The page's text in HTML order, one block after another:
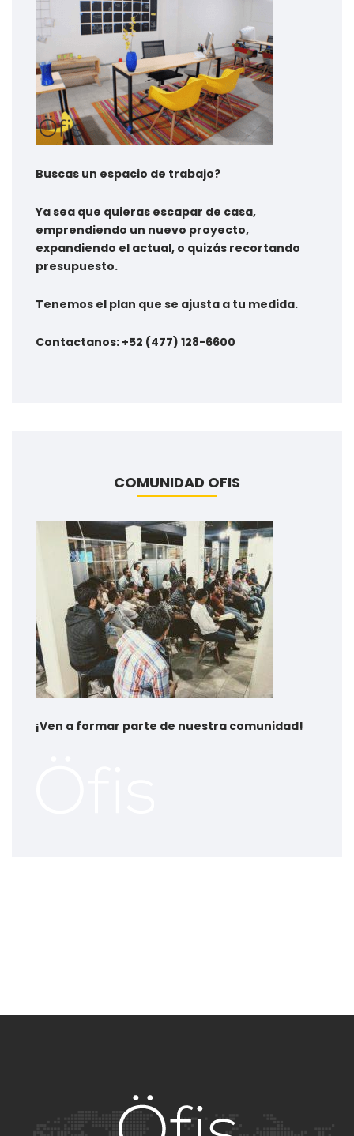
Buscas un espacio de trabajo?
Ya sea que quieras escapar de casa,
emprendiendo un nuevo proyecto,
expandiendo el actual, o quizás recortando
presupuesto.
Tenemos el plan que se ajusta a tu medida.
Contactanos: +52 (477) 128-6600
COMUNIDAD OFIS
¡Ven a formar parte de nuestra comunidad!